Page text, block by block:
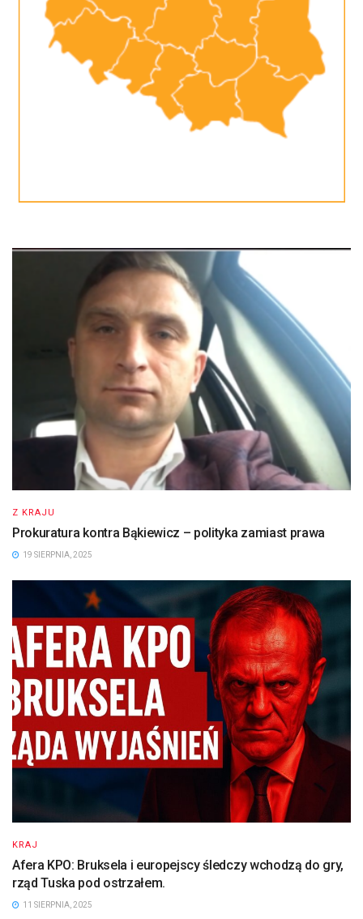
Z KRAJU
Prokuratura kontra Bąkiewicz – polityka zamiast prawa
19 SIERPNIA, 2025
KRAJ
Afera KPO: Bruksela i europejscy śledczy wchodzą do gry,
rząd Tuska pod ostrzałem.
11 SIERPNIA, 2025